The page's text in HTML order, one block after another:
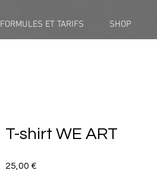
FORMULES ET TARIFS SHOP
T-shirt WE ART
25,00 €